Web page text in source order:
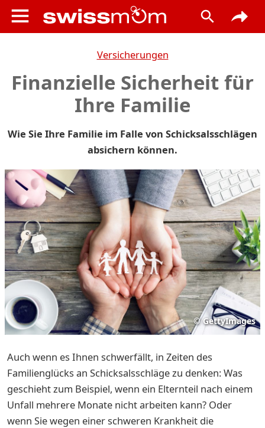
Versicherungen
Finanzielle Sicherheit für
Ihre Familie
Wie Sie Ihre Familie im Falle von Schicksalsschlägen
absichern können.
© GettyImages
Auch wenn es Ihnen schwerfällt, in Zeiten des
Familienglücks an Schicksalsschläge zu denken: Was
geschieht zum Beispiel, wenn ein Elternteil nach einem
Unfall mehrere Monate nicht arbeiten kann? Oder
wenn Sie wegen einer schweren Krankheit die